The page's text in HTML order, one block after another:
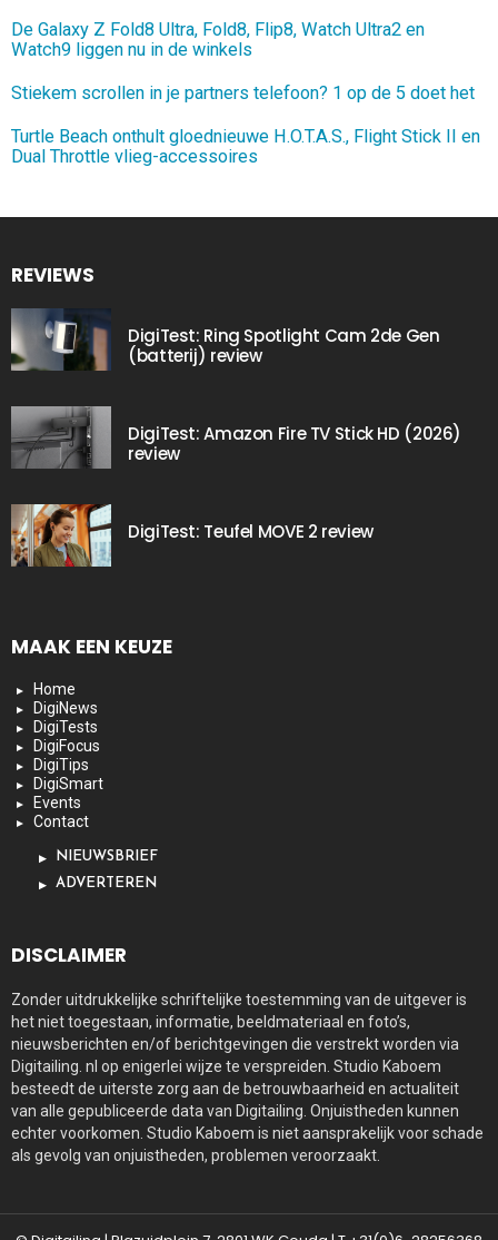
De Galaxy Z Fold8 Ultra, Fold8, Flip8, Watch Ultra2 en
Watch9 liggen nu in de winkels
Stiekem scrollen in je partners telefoon? 1 op de 5 doet het
Turtle Beach onthult gloednieuwe H.O.T.A.S., Flight Stick II en
Dual Throttle vlieg-accessoires
REVIEWS
DigiTest: Ring Spotlight Cam 2de Gen
(batterij) review
DigiTest: Amazon Fire TV Stick HD (2026)
review
DigiTest: Teufel MOVE 2 review
MAAK EEN KEUZE
Home
DigiNews
DigiTests
DigiFocus
DigiTips
DigiSmart
Events
Contact
NIEUWSBRIEF
ADVERTEREN
DISCLAIMER
Zonder uitdrukkelijke schriftelijke toestemming van de uitgever is
het niet toegestaan, informatie, beeldmateriaal en foto’s,
nieuwsberichten en/of berichtgevingen die verstrekt worden via
Digitailing. nl op enigerlei wijze te verspreiden. Studio Kaboem
besteedt de uiterste zorg aan de betrouwbaarheid en actualiteit
van alle gepubliceerde data van Digitailing. Onjuistheden kunnen
echter voorkomen. Studio Kaboem is niet aansprakelijk voor schade
als gevolg van onjuistheden, problemen veroorzaakt.